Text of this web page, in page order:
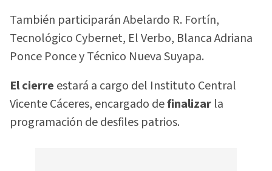
También participarán Abelardo R. Fortín,
Tecnológico Cybernet, El Verbo, Blanca Adriana
Ponce Ponce y Técnico Nueva Suyapa.
El cierre estará a cargo del Instituto Central
Vicente Cáceres, encargado definalizar la
programación de desfiles patrios.